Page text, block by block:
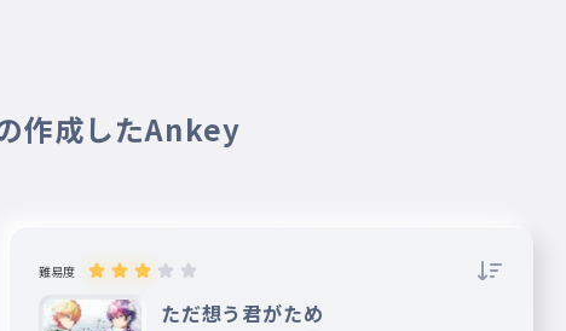
作成したAnkey
難易度
ただ想う君がため